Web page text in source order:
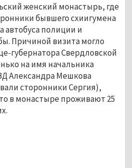
женский монастырь, где
бывшего схиигумена
автобуса полиции и
Причиной визита могло
губернатора Свердловской
на имя начальника
Александра Мешкова
сторонники Сергия),
в монастыре проживают 25